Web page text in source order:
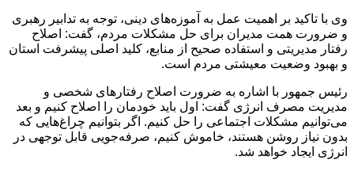
وی با تاکید بر اهمیت عمل به آموزه‌های دینی، توجه به تدابیر رهبری
و ضرورت همت مدیران برای حل مشکلات مردم، گفت: اصلاح
رفتار مدیریتی و استفاده صحیح از منابع، کلید اصلی پیشرفت استان
و بهبود وضعیت معیشتی مردم است.
رئیس جمهور با اشاره به ضرورت اصلاح رفتارهای شخصی و
مدیریت مصرف انرژی گفت: اول باید خودمان را اصلاح کنیم و بعد
می‌توانیم مشکلات اجتماعی را حل کنیم. اگر بتوانیم چراغ‌هایی که
بدون نیاز روشن هستند، خاموش کنیم، صرفه‌جویی قابل توجهی در
انرژی ایجاد خواهد شد.